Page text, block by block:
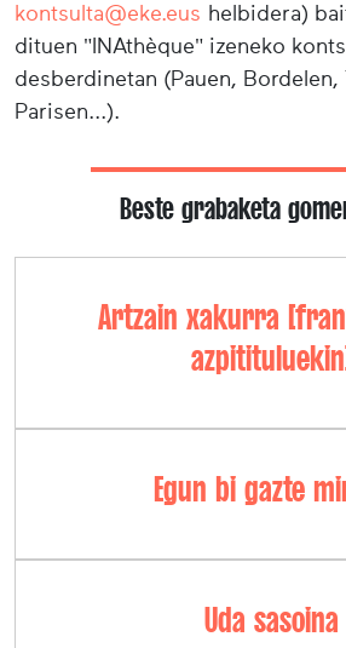
kontsulta@eke.eus helbidera)
dituen "INAthèque" izeneko
desberdinetan (Pauen, Bordelen,
Parisen...).
Beste grabaketa
Artzain xakurra
azpitituluekin]
Egun bi gazte
Uda sasoina